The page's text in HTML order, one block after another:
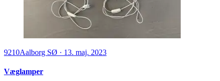
9210Aalborg SØ · 13. maj. 2023
Væglamper